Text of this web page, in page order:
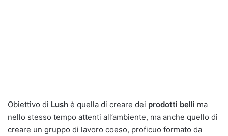
Obiettivo di Lush è quella di creare dei prodotti belli ma
nello stesso tempo attenti all’ambiente, ma anche quello di
creare un gruppo di lavoro coeso, proficuo formato da